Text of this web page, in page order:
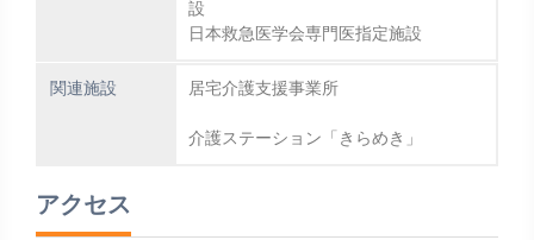
設
日本救急医学会専門医指定施設
関連施設 居宅介護支援事業所
介護ステーション「きらめき」
アクセス